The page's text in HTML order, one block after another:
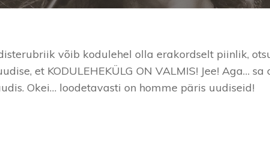
võib kodulehel olla erakordselt piinlik,
et KODULEHEKÜLG ON VALMIS! Jee! Aga…
Okei… loodetavasti on homme päris uudiseid!